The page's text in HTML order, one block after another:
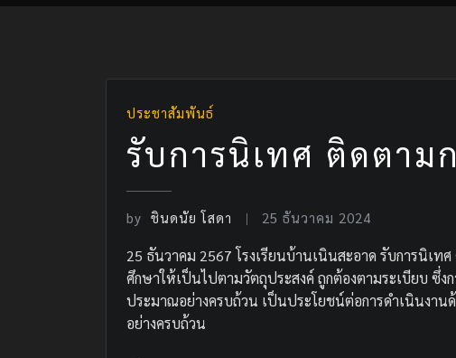
ประชาสัมพันธ์
รับการนิเทศ ติดตาม
by ชินดนัย โสดา 25 ธันวาคม 2024
25 ธันวาคม 2567 โรงเรียนบ้านเนินสะอาด รับการนิเท
ศึกษาให้เป็นไปตามวัตถุประสงค์ ถูกต้องตามระเบียบ ซึ่ง
ประมาณอย่างครบถ้วน เป็นประโยชน์ต่อการดำเนินงาน
อย่างครบถ้วน